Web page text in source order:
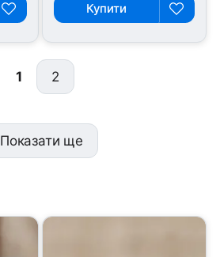
Купити
1 2
Показати ще